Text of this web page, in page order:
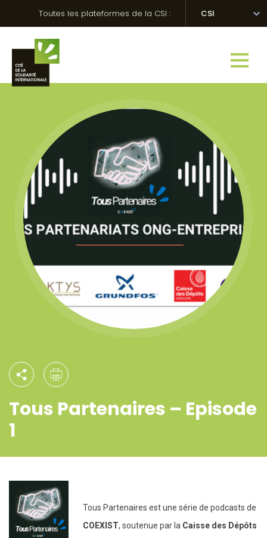
Toutes les plateformes de la CSI : CSI
Tous Partenaires – Episode
1
Tous Partenaires est une série de podcasts de
COEXIST, soutenue par la Caisse des Dépôts